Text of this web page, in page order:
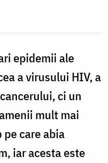
epidemii ale
a virusului HIV, a
ci un
mult mai
care abia
iar acesta este